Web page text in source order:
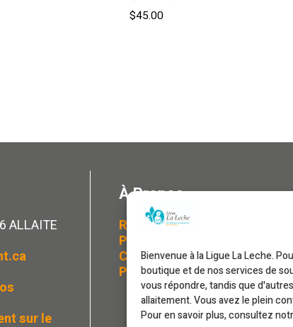
Bienvenue à la Ligue La Leche.
boutique et de nos services de
vous répondre, tandis que
allaitement. Vous avez le plein
Pour en savoir plus, consultez
$45.00
ALLAITE
sur le
À Propos
Rapport annuel 2024-2025
Politiques et règlements
Code de conduite
Politique de confidentialité